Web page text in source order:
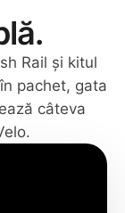
Rail și kitul
pachet, gata
câteva